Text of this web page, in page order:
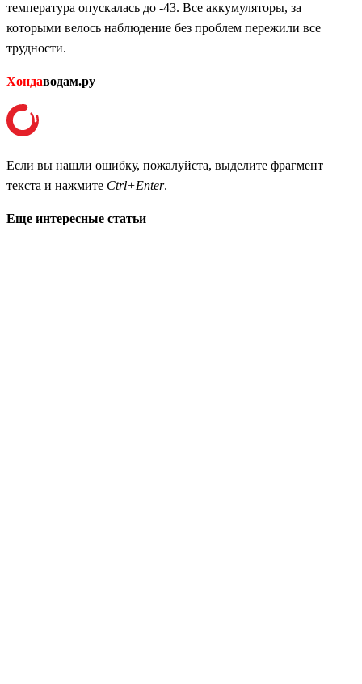
температура опускалась до -43. Все аккумуляторы, за
которыми велось наблюдение без проблем пережили все
трудности.
Хондаводам.ру
Если вы нашли ошибку, пожалуйста, выделите фрагмент
текста и нажмите Ctrl+Enter.
Еще интересные статьи